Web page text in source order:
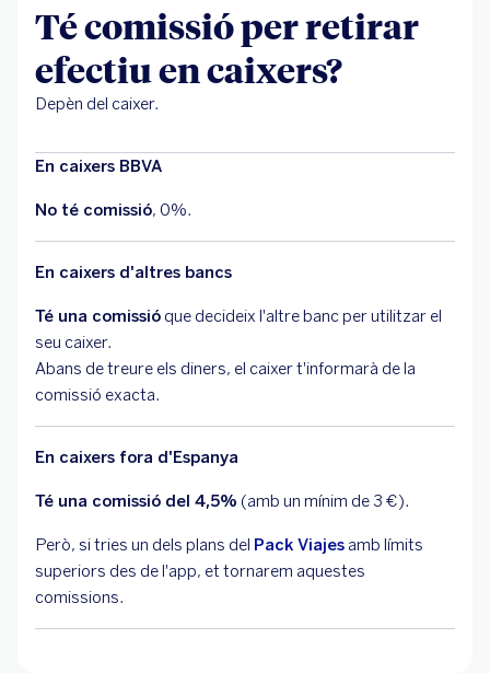
Té comissió per retirar
efectiu en caixers?
Depèn del caixer.
En caixers BBVA
No té comissió, 0%.
En caixers d'altres bancs
Té una comissió que decideix l'altre banc per utilitzar el
seu caixer.
Abans de treure els diners, el caixer t'informarà de la
comissió exacta.
En caixers fora d'Espanya
Té una comissió del 4,5% (amb un mínim de 3 €).
Però, si tries un dels plans del Pack Viajes amb límits
superiors des de l'app, et tornarem aquestes
comissions.